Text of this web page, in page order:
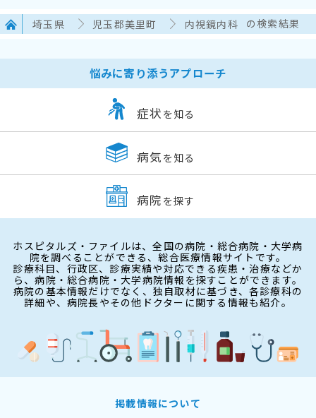
埼玉県 児玉郡美里町 内視鏡内科 の検索結果
悩みに寄り添うアプローチ
症状 を知る
病気 を知る
病院 を探す
ホスピタルズ・ファイルは、全国の病院・総合病院・大学病
院を調べることができる、総合医療情報サイトです。
診療科目、行政区、診療実績や対応できる疾患・治療などか
ら、病院・総合病院・大学病院情報を探すことができます。
病院の基本情報だけでなく、独自取材に基づき、各診療科の
詳細や、病院長やその他ドクターに関する情報も紹介。
掲載情報について